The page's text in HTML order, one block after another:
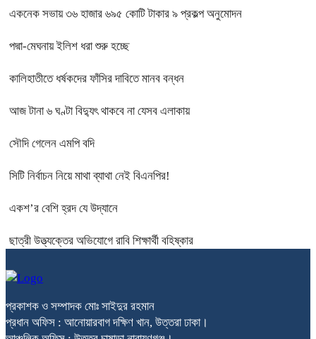
একনেক সভায় ৩৬ হাজার ৬৯৫ কোটি টাকার ৯ প্রকল্প অনুমোদন
পদ্মা-মেঘনায় ইলিশ ধরা শুরু হচ্ছে
কালিহাতীতে ধর্ষকদের ফাঁসির দাবিতে মানব বন্ধন
আজ টানা ৬ ঘণ্টা বিদ্যুৎ থাকবে না যেসব এলাকায়
সৌদি গেলেন এমপি বদি
সিটি নির্বাচন নিয়ে মাথা ব্যাথা নেই বিএনপির!
একশ’র বেশি হ্রদ যে উদ্যানে
ছাত্রী উত্ত্যক্তের অভিযোগে রাবি শিক্ষার্থী বহিষ্কার
প্রকাশক ও সম্পাদক মোঃ সাইদুর রহমান
প্রধান অফিস : আনোয়ারবাগ দক্ষিণ খান, উত্তরা ঢাকা।